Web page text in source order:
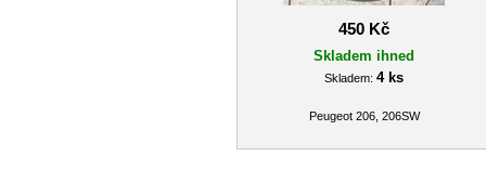
450 Kč
Skladem ihned
Skladem: 4 ks
Peugeot 206, 206SW